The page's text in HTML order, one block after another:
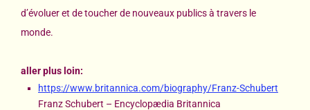
d’évoluer et de toucher de nouveaux publics à travers le
monde.
aller plus loin:
https://www.britannica.com/biography/Franz-Schubert
Franz Schubert – Encyclopædia Britannica